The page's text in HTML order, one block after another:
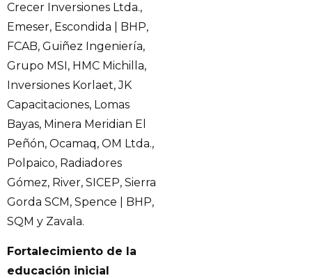
Crecer Inversiones Ltda.,
Emeser, Escondida | BHP,
FCAB, Guiñez Ingeniería,
Grupo MSI, HMC Michilla,
Inversiones Korlaet, JK
Capacitaciones, Lomas
Bayas, Minera Meridian El
Peñón, Ocamaq, OM Ltda.,
Polpaico, Radiadores
Gómez, River, SICEP, Sierra
Gorda SCM, Spence | BHP,
SQM y Zavala.
Fortalecimiento de la
educación inicial